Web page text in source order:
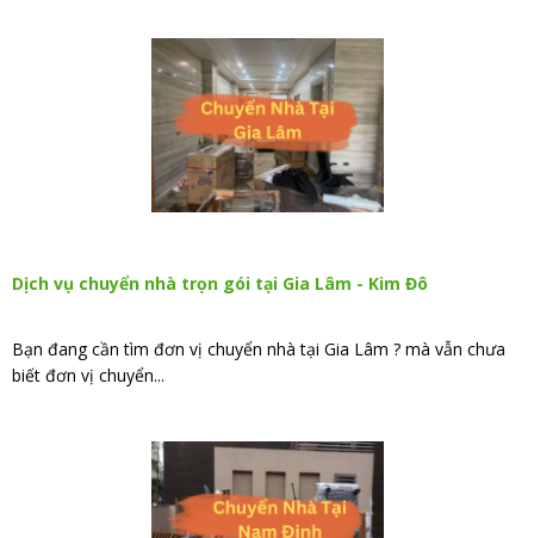
Dịch vụ chuyển nhà trọn gói tại Gia Lâm - Kim Đô
Bạn đang cần tìm đơn vị chuyển nhà tại Gia Lâm ? mà vẫn chưa
biết đơn vị chuyển...